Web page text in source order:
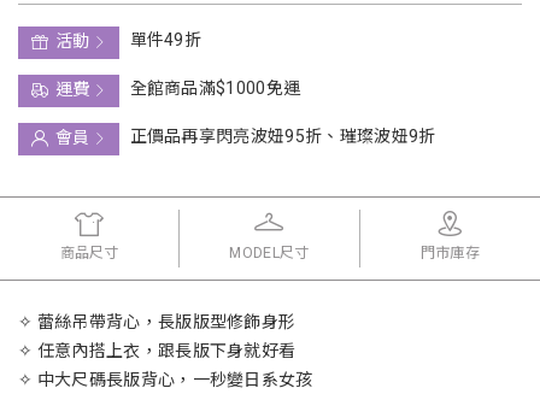
活動
單件49折
運費
全館商品滿$1000免運
會員
正價品再享閃亮波妞95折、璀璨波妞9折
商品尺寸 MODEL尺寸 門市庫存
✧ 蕾絲吊帶背心，長版版型修飾身形
✧ 任意內搭上衣，跟長版下身就好看
✧ 中大尺碼長版背心，一秒變日系女孩